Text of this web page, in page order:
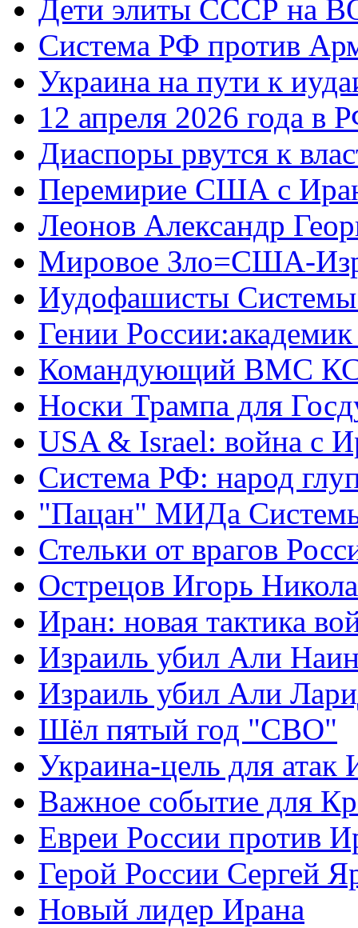
Дети элиты СССР на
Система РФ против
Украина на пути к
12 апреля 2026 года в
Диаспоры рвутся к
Перемирие США с
Леонов Александр
Мировое Зло=США-
Иудофашисты
Гении
Командующий ВМС
Носки Трампа для
USA & Israel: война с
Система РФ: народ
"Пацан" МИДа
Стельки от врагов
Острецов Игорь
Иран: новая тактика
Израиль убил Али
Израиль убил Али
Шёл пятый год "СВО"
Украина-цель для атак
Важное событие для
Евреи России против
Герой России Сергей
Новый лидер Ирана